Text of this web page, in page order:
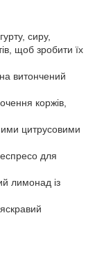
сиру,
щоб зробити їх
витончений
коржів,
цитрусовими
для
лимонад із